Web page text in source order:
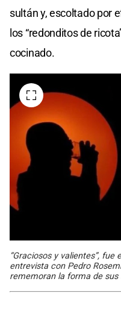
sultán y, escoltado por
los “redonditos de
cocinado.
“Graciosos y valientes”,
entrevista con Pedro
rememoran la forma de sus